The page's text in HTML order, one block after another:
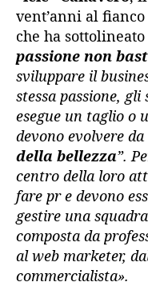
vent’anni al
che ha sottolineato
passione non
sviluppare il
stessa passione,
esegue un taglio o
devono evolvere
della bellezza”.
centro della loro
fare pr e devono
gestire una
composta da
al web marketer,
commercialista».